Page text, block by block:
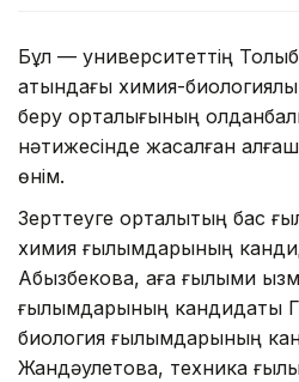
Бұл — университеттің
атындағы химия-
беру орталығының
нәтижесінде жасалған
өнім.
Зерттеуге орталықтың бас
химия ғылымдарының
Абызбекова, аға ғылыми
ғылымдарының кандидаты
биология ғылымдарының
Жандәулетова, техника